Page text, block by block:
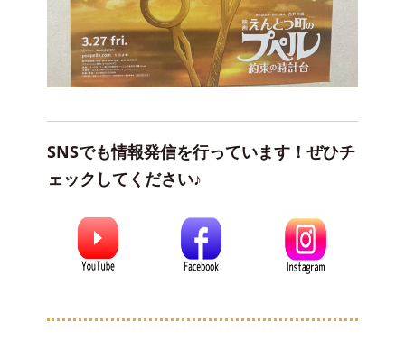
SNSでも情報発信を行っています！ぜひチ
ェックしてください♪